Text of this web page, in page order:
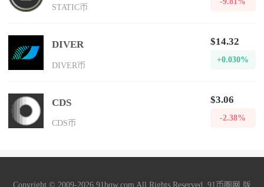
STATIC币
DIVER
DIVER币
$14.32
+0.030%
CDS
CDS币
$3.06
-2.38%
Copyright © 2009-2026 91bqw.com All Rights Reserved. 91币圈网 版